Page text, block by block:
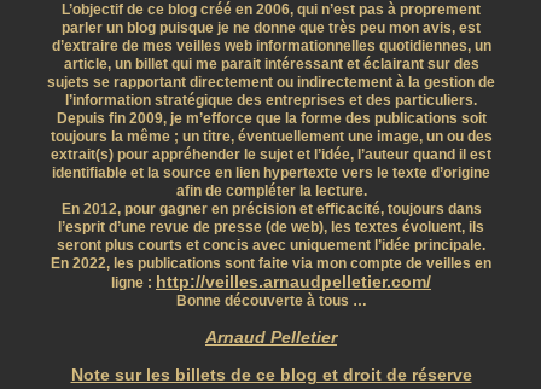
L’objectif de ce blog créé en 2006, qui n’est pas à proprement
parler un blog puisque je ne donne que très peu mon avis, est
d’extraire de mes veilles web informationnelles quotidiennes, un
article, un billet qui me parait intéressant et éclairant sur des
sujets se rapportant directement ou indirectement à la gestion de
l’information stratégique des entreprises et des particuliers.
Depuis fin 2009, je m’efforce que la forme des publications soit
toujours la même ; un titre, éventuellement une image, un ou des
extrait(s) pour appréhender le sujet et l’idée, l’auteur quand il est
identifiable et la source en lien hypertexte vers le texte d’origine
afin de compléter la lecture.
En 2012, pour gagner en précision et efficacité, toujours dans
l’esprit d’une revue de presse (de web), les textes évoluent, ils
seront plus courts et concis avec uniquement l’idée principale.
En 2022, les publications sont faite via mon compte de veilles en
ligne : http://veilles.arnaudpelletier.com/
Bonne découverte à tous …
Arnaud Pelletier
Note sur les billets de ce blog et droit de réserve